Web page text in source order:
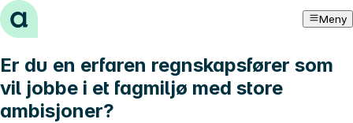
Hopp til innhold Meny
Er du en erfaren regnskapsfører som
vil jobbe i et fagmiljø med store
ambisjoner?